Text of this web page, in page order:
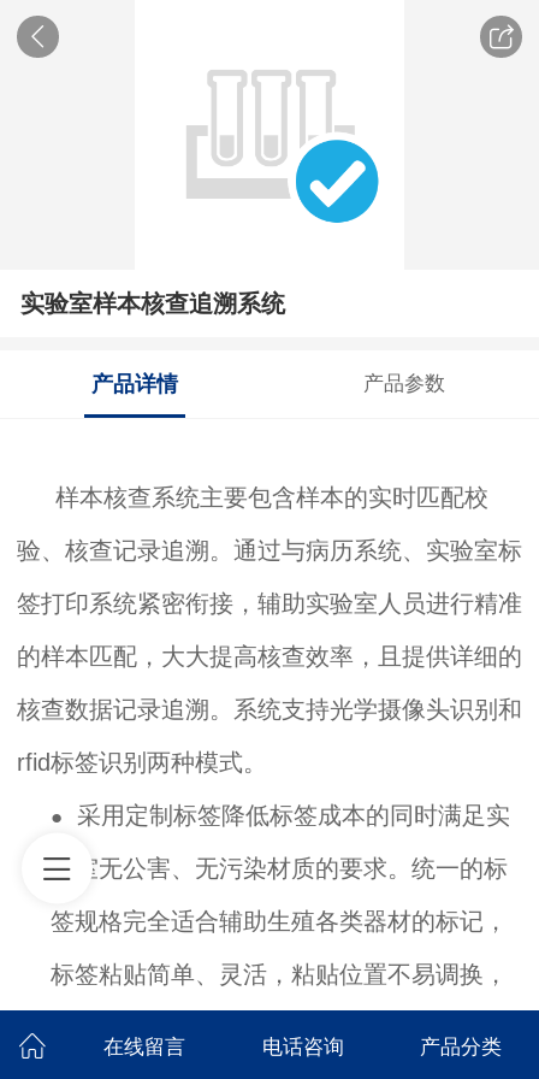
实验室样本核查追溯系统
产品详情 产品参数
样本核查系统主要包含样本的实时匹配校
验、核查记录追溯。通过与病历系统、实验室标
签打印系统紧密衔接，辅助实验室人员进行精准
的样本匹配，大大提高核查效率，且提供详细的
核查数据记录追溯。系统支持光学摄像头识别和
rfid标签识别两种模式。
●
采用定制标签降低标签成本的同时满足实
验室无公害、无污染材质的要求。统一的标
签规格完全适合辅助生殖各类器材的标记，
标签粘贴简单、灵活，粘贴位置不易调换，
在线留言 电话咨询 产品分类